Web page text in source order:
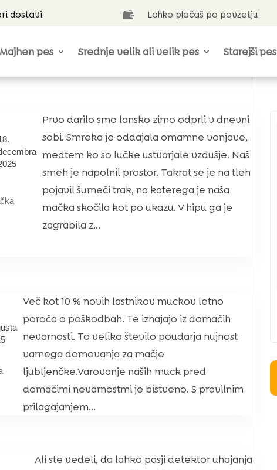
dostavi  Lahko plačaš po povzetju
Majhen pes Srednje velik ali velik pes Starejši pes
Prvo darilo smo lansko zimo odprli v dnevni
sobi. Smreka je oddajala omamne vonjave,
medtem ko so lučke ustvarjale vzdušje. Naš
smeh je napolnil prostor. Takrat se je na tleh
pojavil šumeči trak, na katerega je naša
mačka skočila kot po ukazu. V hipu ga je
zagrabila z...
Več kot 10 % novih lastnikov muckov letno
poroča o poškodbah. Te izhajajo iz domačih
nevarnosti. To veliko število poudarja nujnost
varnega domovanja za mačje
ljubljenčke.Varovanje naših muck pred
domačimi nevarnostmi je bistveno. S pravilnim
prilagajanjem...
Ali ste vedeli, da lahko pasji detektor uhajanja